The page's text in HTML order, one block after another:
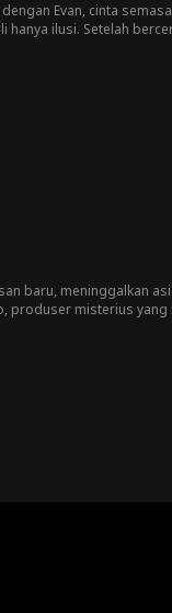
Evan, cinta
ilusi. Setelah
baru, meninggalkan
produser misterius